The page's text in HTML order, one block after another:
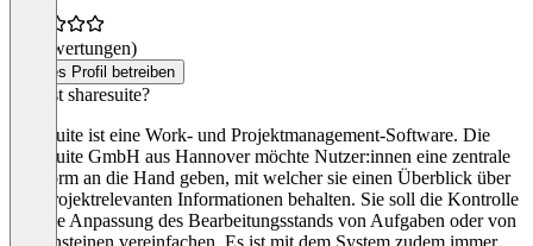
(0 Bewertungen)
Dieses Profil betreiben
Was ist sharesuite?
sharesuite ist eine Work- und Projektmanagement-Software. Die
sharesuite GmbH aus Hannover möchte Nutzer:innen eine zentrale
Plattform an die Hand geben, mit welcher sie einen Überblick über
ihre projektrelevanten Informationen behalten. Sie soll die Kontrolle
und die Anpassung des Bearbeitungsstands von Aufgaben oder von